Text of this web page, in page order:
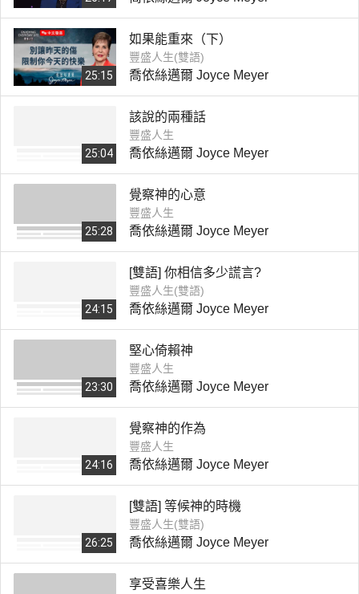
25:15
如果能重來（下）
豐盛人生(雙語)
喬依絲邁爾 Joyce Meyer
25:04
該說的兩種話
豐盛人生
喬依絲邁爾 Joyce Meyer
25:28
覺察神的心意
豐盛人生
喬依絲邁爾 Joyce Meyer
24:15
[雙語] 你相信多少謊言?
豐盛人生(雙語)
喬依絲邁爾 Joyce Meyer
23:30
堅心倚賴神
豐盛人生
喬依絲邁爾 Joyce Meyer
24:16
覺察神的作為
豐盛人生
喬依絲邁爾 Joyce Meyer
26:25
[雙語] 等候神的時機
豐盛人生(雙語)
喬依絲邁爾 Joyce Meyer
享受喜樂人生